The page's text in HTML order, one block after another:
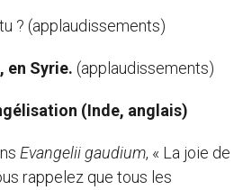
? (applaudissements)
en Syrie. (applaudissements)
(Inde, anglais)
Evangelii gaudium, « La joie de
rappelez que tous les